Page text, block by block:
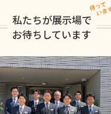
私たちが展示場で
お待ちしています